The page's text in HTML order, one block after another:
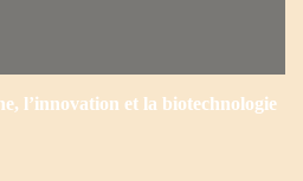
l’innovation et la biotechnologie